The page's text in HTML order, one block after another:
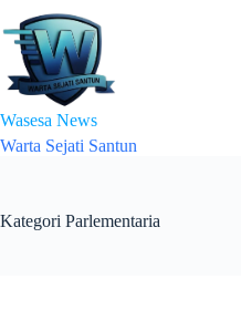
to
content
Wasesa News
Warta Sejati Santun
Kategori Parlementaria